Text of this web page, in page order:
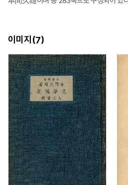
이미지(7)